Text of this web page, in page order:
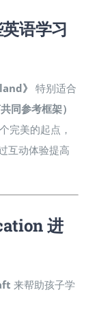
语学习
》 特别适合
同参考框架）
完美的起点，
互动体验提高
进
来帮助孩子学